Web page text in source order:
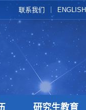
联系我们 ENGLISH
研究生教育